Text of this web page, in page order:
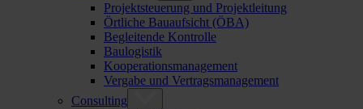
Projektsteuerung und Projektleitung
Örtliche Bauaufsicht (ÖBA)
Begleitende Kontrolle
Baulogistik
Kooperationsmanagement
Vergabe und Vertragsmanagement
Consulting